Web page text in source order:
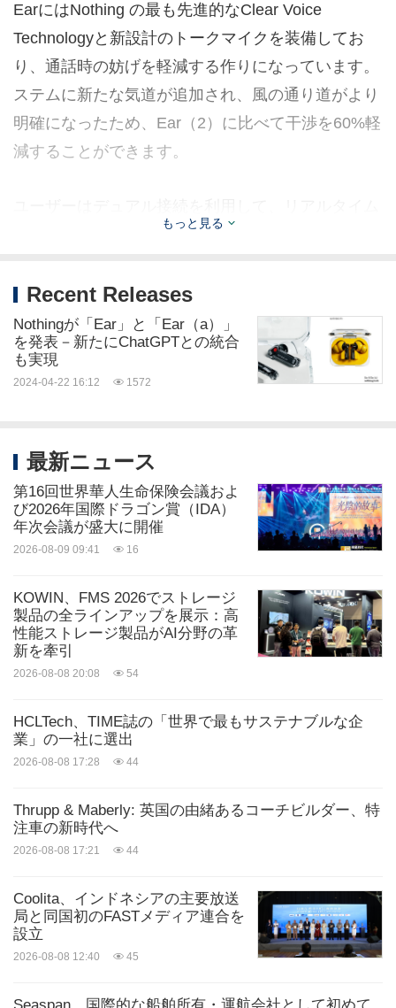
EarにはNothing の最も先進的なClear Voice
Technologyと新設計のトークマイクを装備してお
り、通話時の妨げを軽減する作りになっています。
ステムに新たな気道が追加され、風の通り道がより
明確になったため、Ear（2）に比べて干渉を60%軽
減することができます。
でシームレスにデバイスを切り替えることができま
方のデバイスとの接続状況に応じて通常使用時より
もオーディオの遅延を抑え、シームレスなゲームプ
レーを実現します。ピンチコントロールを使用すれ
ば、曲のスキップ、ノイズキャンセリングモードの
Nothing Ear (a) –さあ、使ってみましょう
毎日のあらゆる場面のために作られたNothing
Ear（a）は、音楽を愛する方のための製品です。人
ノイズキャンセリング技術を備えた、究極のデイリ
ー・オーディオパートナーです。
ロンドン・デザイン
Ear（a）はロンドンでデザインされ、真の特徴的な
ファッションを備えており、Nothingの透明なデザ
カラーで新たな方向性を取り入れています。柔らか
な輪郭とスリムな長方形のフレームで、Ear（a）は
に快適です。
こんにちは、イエロー！
もっと見る
Recent Releases
Nothingが「Ear」と「Ear（a）」
を発表－新たにChatGPTとの統合
も実現
2024-04-22 16:12 1572
最新ニュース
第16回世界華人生命保険会議およ
び2026年国際ドラゴン賞（IDA）
年次会議が盛大に開催
2026-08-09 09:41 16
KOWIN、FMS 2026でストレージ
製品の全ラインアップを展示：高
性能ストレージ製品がAI分野の革
新を牽引
2026-08-08 20:08 54
HCLTech、TIME誌の「世界で最もサステナブルな企
業」の一社に選出
2026-08-08 17:28 44
Thrupp & Maberly: 英国の由緒あるコーチビルダー、特
注車の新時代へ
2026-08-08 17:21 44
Coolita、インドネシアの主要放送
局と同国初のFASTメディア連合を
設立
2026-08-08 12:40 45